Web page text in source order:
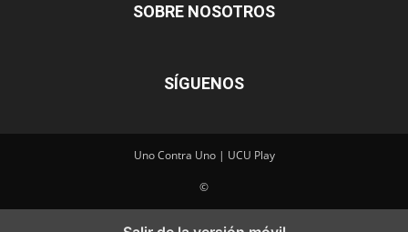
SOBRE NOSOTROS
SÍGUENOS
Uno Contra Uno | UCU Play
©